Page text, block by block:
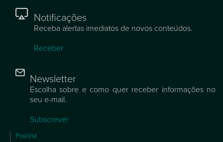
Notificações
Receba alertas imediatos de novos conteúdos.
Receber
Newsletter
Escolha sobre e como quer receber informações no
seu e-mail.
Subscrever
Praínha